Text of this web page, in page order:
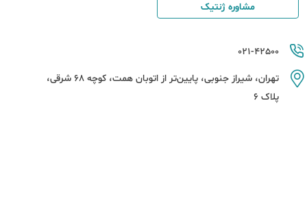
021-42500
تهران، شیراز جنوبی، پایین‌تر از اتوبان همت، کوچه 68 شرقی،
پلاک 6
مشاوره ژنتیک